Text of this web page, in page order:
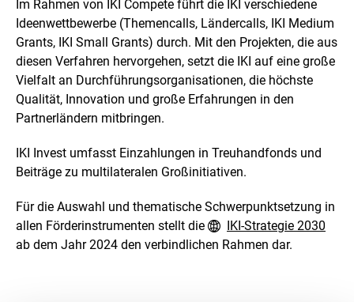
Im Rahmen von IKI Compete führt die IKI verschiedene
Ideenwettbewerbe (Themencalls, Ländercalls, IKI Medium
Grants, IKI Small Grants) durch. Mit den Projekten, die aus
diesen Verfahren hervorgehen, setzt die IKI auf eine große
Vielfalt an Durchführungsorganisationen, die höchste
Qualität, Innovation und große Erfahrungen in den
Partnerländern mitbringen.
IKI Invest umfasst Einzahlungen in Treuhandfonds und
Beiträge zu multilateralen Großinitiativen.
Für die Auswahl und thematische Schwerpunktsetzung in
allen Förderinstrumenten stellt die
IKI-Strategie 2030
ab dem Jahr 2024 den verbindlichen Rahmen dar.